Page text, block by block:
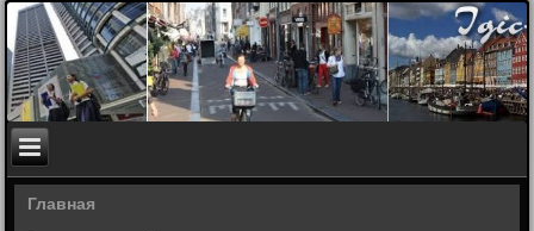
Главная